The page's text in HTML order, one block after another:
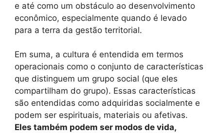
e até como um obstáculo ao desenvolvimento
econômico, especialmente quando é levado
para a terra da gestão territorial.
Em suma, a cultura é entendida em termos
operacionais como o conjunto de características
que distinguem um grupo social (que eles
compartilham do grupo). Essas características
são entendidas como adquiridas socialmente e
podem ser espirituais, materiais ou afetivas.
Eles também podem ser modos de vida,